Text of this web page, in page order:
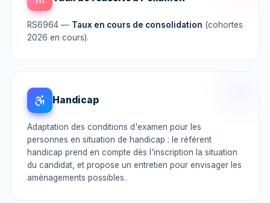
RS6964 — Taux en cours de consolidation (cohortes
2026 en cours).
Handicap
Adaptation des conditions d'examen pour les
personnes en situation de handicap : le référent
handicap prend en compte dès l'inscription la situation
du candidat, et propose un entretien pour envisager les
aménagements possibles.